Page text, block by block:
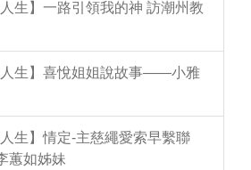
生】一路引領我的神 訪潮州教
生】喜悅姐姐說故事——小雅
生】情定-主慈繩愛索早繫聯
蕙如姊妹